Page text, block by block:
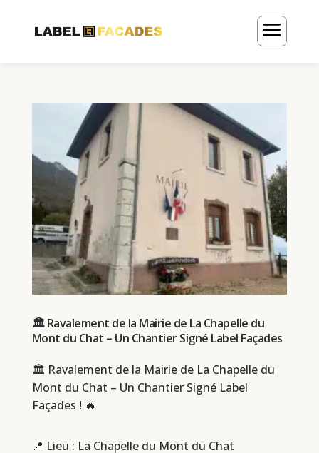
🏛️ Ravalement de la Mairie de La Chapelle du
Mont du Chat – Un Chantier Signé Label Façades
🏛️ Ravalement de la Mairie de La Chapelle du
Mont du Chat – Un Chantier Signé Label
Façades ! 🔥
📍 Lieu : La Chapelle du Mont du Chat